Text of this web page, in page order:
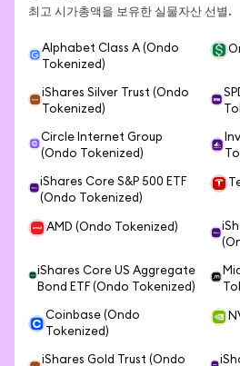
최고 시가총액을 보유한 실물자산 선별.
Alphabet Class A (Ondo
Tokenized)
iShares Silver Trust (Ondo
Tokenized)
Circle Internet Group
(Ondo Tokenized)
iShares Core S&P 500 ETF
(Ondo Tokenized)
AMD (Ondo Tokenized)
iShares Core US Aggregate
Bond ETF (Ondo Tokenized)
Coinbase (Ondo
Tokenized)
iShares Gold Trust (Ondo